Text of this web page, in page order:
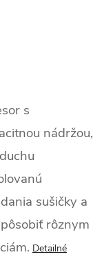
s
nádržou,
sušičky a
rôznym
Detailné